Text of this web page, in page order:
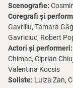
Scenografie:
Coregrafi și
Gavriliu, Tamara
Gavriciuc, Robert
Actori și performeri:
Chimac, Ciprian
Valentina Kocsis
Soliste: Luiza Zan,